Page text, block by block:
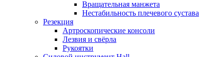
Вращательная манжета
Нестабильность плечевого сустава
Резекция
Артроскопические консоли
Лезвия и свёрла
Рукоятки